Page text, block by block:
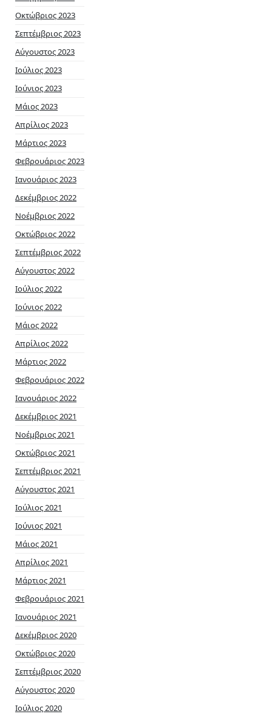
Οκτώβριος 2023
Σεπτέμβριος 2023
Αύγουστος 2023
Ιούλιος 2023
Ιούνιος 2023
Μάιος 2023
Απρίλιος 2023
Μάρτιος 2023
Φεβρουάριος 2023
Ιανουάριος 2023
Δεκέμβριος 2022
Νοέμβριος 2022
Οκτώβριος 2022
Σεπτέμβριος 2022
Αύγουστος 2022
Ιούλιος 2022
Ιούνιος 2022
Μάιος 2022
Απρίλιος 2022
Μάρτιος 2022
Φεβρουάριος 2022
Ιανουάριος 2022
Δεκέμβριος 2021
Νοέμβριος 2021
Οκτώβριος 2021
Σεπτέμβριος 2021
Αύγουστος 2021
Ιούλιος 2021
Ιούνιος 2021
Μάιος 2021
Απρίλιος 2021
Μάρτιος 2021
Φεβρουάριος 2021
Ιανουάριος 2021
Δεκέμβριος 2020
Οκτώβριος 2020
Σεπτέμβριος 2020
Αύγουστος 2020
Ιούλιος 2020